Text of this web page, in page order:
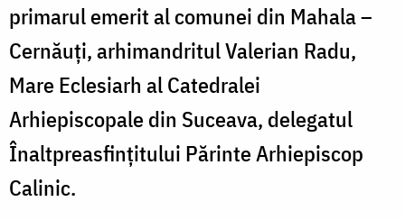
primarul emerit al comunei din Mahala –
Cernăuți, arhimandritul Valerian Radu,
Mare Eclesiarh al Catedralei
Arhiepiscopale din Suceava, delegatul
Înaltpreasfințitului Părinte Arhiepiscop
Calinic.